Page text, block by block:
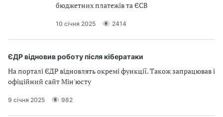
бюджетних платежів та ЄСВ
10 січня 2025 2414
ЄДР відновив роботу після кібератаки
На порталі ЄДР відновлять окремі функції. Також запрацював і
офіційний сайт Мін'юсту
9 січня 2025 982